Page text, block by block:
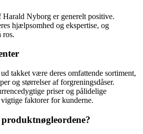
Harald Nyborg er generelt positive.
hjælpsomhed og ekspertise, og
ros.
takket være deres omfattende sortiment,
og størrelser af forgreningsdåser.
priser og pålidelige
faktorer for kunderne.